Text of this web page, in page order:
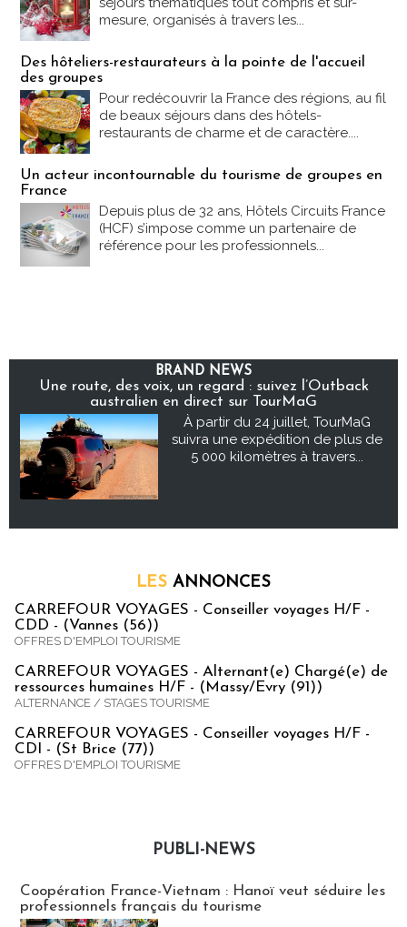
mesure, organisés à travers les...
Des hôteliers-restaurateurs à la pointe de l'accueil
des groupes
Pour redécouvrir la France des régions, au fil
de beaux séjours dans des hôtels-
restaurants de charme et de caractère....
Un acteur incontournable du tourisme de groupes en
France
Depuis plus de 32 ans, Hôtels Circuits France
(HCF) s’impose comme un partenaire de
référence pour les professionnels...
BRAND NEWS
Une route, des voix, un regard : suivez l’Outback
australien en direct sur TourMaG
À partir du 24 juillet, TourMaG
suivra une expédition de plus de
5 000 kilomètres à travers...
LES ANNONCES
CARREFOUR VOYAGES - Conseiller voyages H/F -
CDD - (Vannes (56))
OFFRES D'EMPLOI TOURISME
CARREFOUR VOYAGES - Alternant(e) Chargé(e) de
ressources humaines H/F - (Massy/Evry (91))
ALTERNANCE / STAGES TOURISME
CARREFOUR VOYAGES - Conseiller voyages H/F -
CDI - (St Brice (77))
OFFRES D'EMPLOI TOURISME
PUBLI-NEWS
Coopération France-Vietnam : Hanoï veut séduire les
professionnels français du tourisme